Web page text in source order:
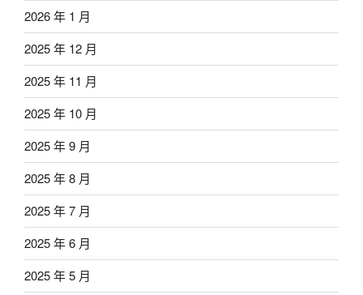
2026 年 1 月
2025 年 12 月
2025 年 11 月
2025 年 10 月
2025 年 9 月
2025 年 8 月
2025 年 7 月
2025 年 6 月
2025 年 5 月